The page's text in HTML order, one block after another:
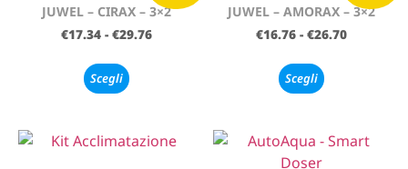
JUWEL – CIRAX – 3×2
€17.34 - €29.76
Scegli
JUWEL – AMORAX – 3×2
€16.76 - €26.70
Scegli